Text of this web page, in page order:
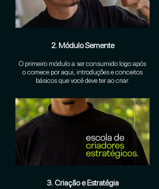
2. Módulo Semente
O primeiro módulo a ser consumido logo após
o comece por aqui, introduções e conceitos
básicos que você deve ter ao criar.
3. Criação e Estratégia